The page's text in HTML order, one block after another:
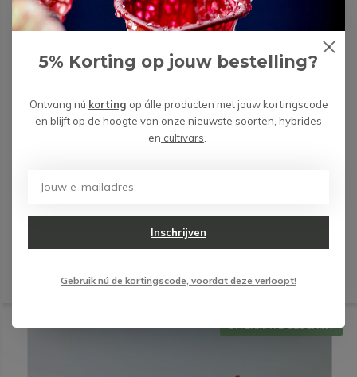
Moerasbak "Karel" (zelf samenstellen) - 1 grote vleeseter
Deliverytime
Maandag verzonden
UITERMATE GESCHIKT
5% Korting op jouw bestelling?
Ontvang nú korting op álle producten met jouw kortingscode
en blijft op de hoogte van onze nieuwste soorten, hybrides
en cultivars
Inschrijven
Gebruik nú de kortingscode, voordat deze verloopt!